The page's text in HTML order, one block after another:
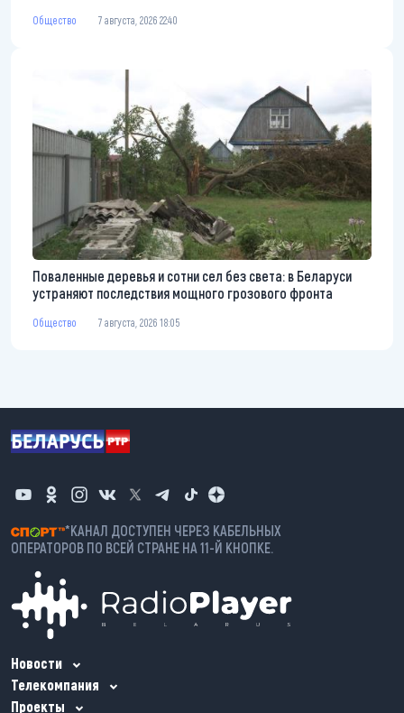
Общество 7 августа, 2026 22:40
Поваленные деревья и сотни сел без света: в Беларуси
устраняют последствия мощного грозового фронта
Общество 7 августа, 2026 18:05
*КАНАЛ ДОСТУПЕН ЧЕРЕЗ КАБЕЛЬНЫХ
ОПЕРАТОРОВ ПО ВСЕЙ СТРАНЕ НА 11-Й КНОПКЕ.
Новости
Телекомпания
Проекты